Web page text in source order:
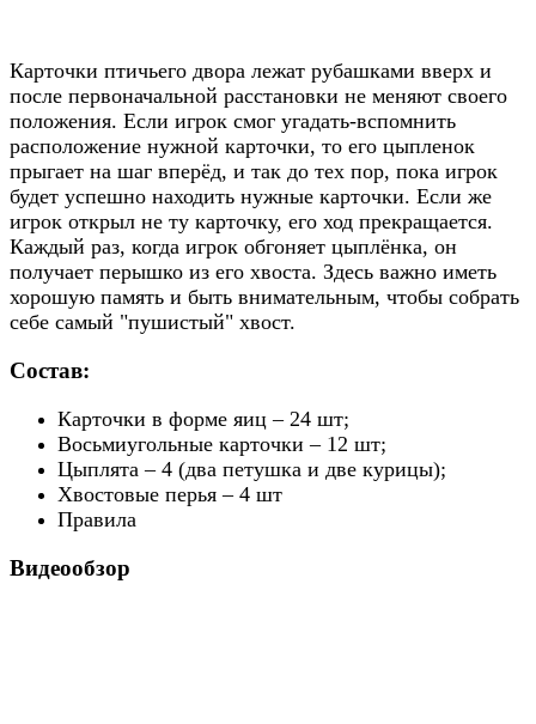
Карточки птичьего двора лежат рубашками вверх и
после первоначальной расстановки не меняют своего
положения. Если игрок смог угадать-вспомнить
расположение нужной карточки, то его цыпленок
прыгает на шаг вперёд, и так до тех пор, пока игрок
будет успешно находить нужные карточки. Если же
игрок открыл не ту карточку, его ход прекращается.
Каждый раз, когда игрок обгоняет цыплёнка, он
получает перышко из его хвоста. Здесь важно иметь
хорошую память и быть внимательным, чтобы собрать
себе самый "пушистый" хвост.
Состав:
Карточки в форме яиц – 24 шт;
Восьмиугольные карточки – 12 шт;
Цыплята – 4 (два петушка и две курицы);
Хвостовые перья – 4 шт
Правила
Видеообзор